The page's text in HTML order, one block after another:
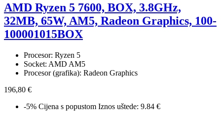
AMD Ryzen 5 7600, BOX, 3.8GHz,
32MB, 65W, AM5, Radeon Graphics, 100-
100001015BOX
Procesor: Ryzen 5
Socket: AMD AM5
Procesor (grafika): Radeon Graphics
196,80 €
-5% Cijena s popustom Iznos uštede: 9.84 €